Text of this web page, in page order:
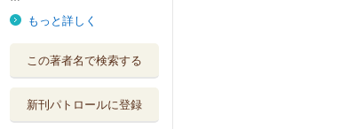
もっと詳しく
この著者名で検索する
新刊パトロールに登録
リカ放浪記
第二の人生に輝い